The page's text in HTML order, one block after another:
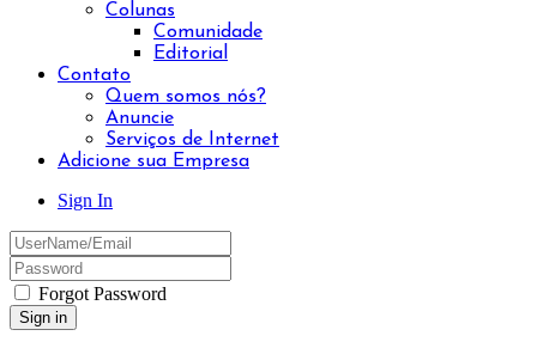
Colunas
Comunidade
Editorial
Contato
Quem somos nós?
Anuncie
Serviços de Internet
Adicione sua Empresa
Sign In
Forgot Password